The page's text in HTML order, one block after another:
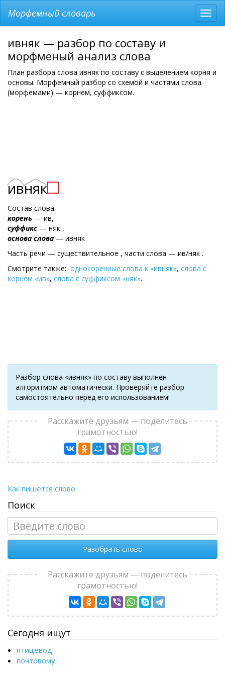
меню
Морфемный словарь
ивняк — разбор по составу и
морфменый анализ слова
План разбора слова ивняк по составу с выделением корня и
основы. Морфемный разбор со схемой и частями слова
(морфемами) — корнем, суффиксом.
ивняк
Состав слова:
корень — ив,
суффикс — няк ,
основа слова — ивняк
Часть речи — существительное , части слова — ив/няк .
Смотрите также: однокоренные слова к «ивняк», слова с
корнем «ив», слова с суффиксом «няк».
Разбор слова «ивняк» по составу выполнен
алгоритмом автоматически. Проверяйте разбор
самостоятельно перед его использованием!
Расскажите друзьям — поделитесь
грамотностью!
Как пишется слово
Поиск
Разобрать слово
Расскажите друзьям — поделитесь
грамотностью!
Сегодня ищут
птицевод
почтовому